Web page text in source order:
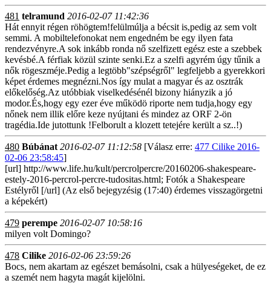
481 telramund 2016-02-07 11:42:36
Hát ennyit régen röhögtem!felülmúlja a bécsit is,pedig az sem volt
semmi. A mobiltelefonokat nem engedném be egy ilyen fata
rendezvényre.A sok inkább ronda nő szelfizett egész este a szebbek
kevésbé.A férfiak közül szinte senki.Ez a szelfi agyrém úgy tűnik a
nők rögeszméje.Pedig a legtöbb"szépségről" legfeljebb a gyerekkori
képet érdemes megnézni.Nos így mulat a magyar és az osztrák
előkelőség.Az utóbbiak viselkedésénél bizony hiányzik a jó
modor.És,hogy egy ezer éve működö riporte nem tudja,hogy egy
nőnek nem illik előre keze nyújtani és mindez az ORF 2-ön
tragédia.Ide jutottunk !Felborult a klozett tetejére került a sz..!)
480 Búbánat 2016-02-07 11:12:58 [Válasz erre: 477 Cilike 2016-
02-06 23:58:45]
[url] http://www.life.hu/kult/percrolpercre/20160206-shakespeare-
estely-2016-percrol-percre-tudositas.html; Fotók a Shakespeare
Estélyről [/url] (Az első bejegyzésig (17:40) érdemes visszagörgetni
a képekért)
479 perempe 2016-02-07 10:58:16
milyen volt Domingo?
478 Cilike 2016-02-06 23:59:26
Bocs, nem akartam az egészet bemásolni, csak a hülyeségeket, de ez
a szemét nem hagyta magát kijelölni.